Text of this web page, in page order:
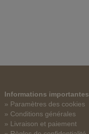
Informations importantes
» Paramètres des cookies
» Conditions générales
» Livraison et paiement